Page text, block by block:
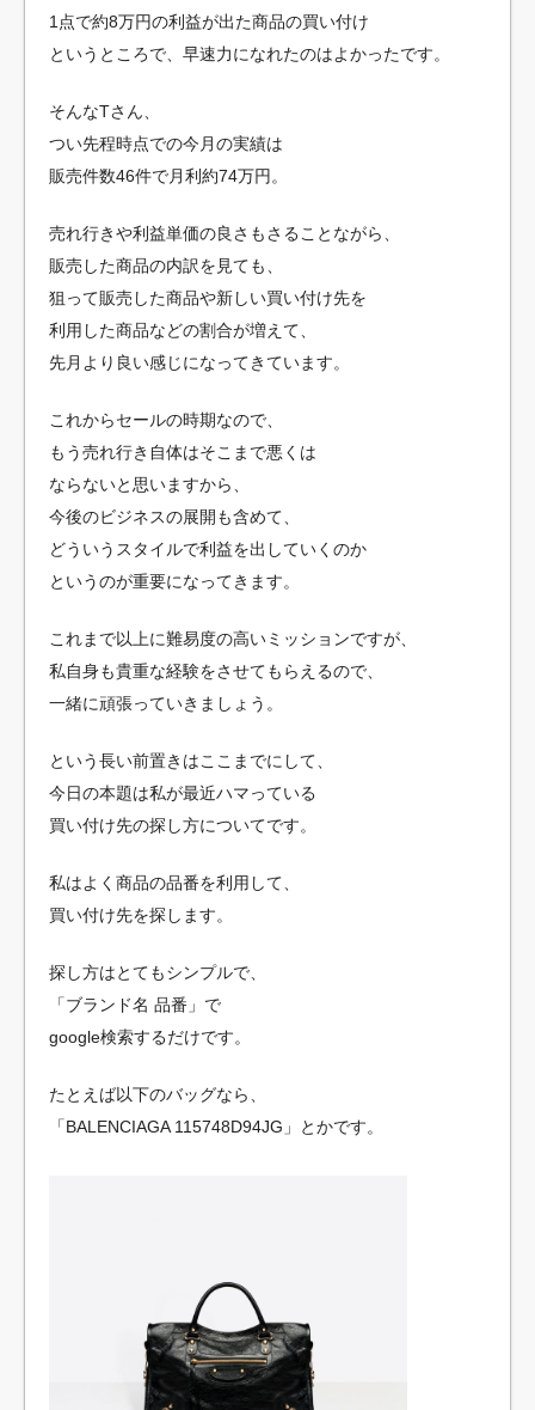
1点で約8万円の利益が出た商品の買い付け
というところで、早速力になれたのはよかったです。
そんなTさん、
つい先程時点での今月の実績は
販売件数46件で月利約74万円。
売れ行きや利益単価の良さもさることながら、
販売した商品の内訳を見ても、
狙って販売した商品や新しい買い付け先を
利用した商品などの割合が増えて、
先月より良い感じになってきています。
これからセールの時期なので、
もう売れ行き自体はそこまで悪くは
ならないと思いますから、
今後のビジネスの展開も含めて、
どういうスタイルで利益を出していくのか
というのが重要になってきます。
これまで以上に難易度の高いミッションですが、
私自身も貴重な経験をさせてもらえるので、
一緒に頑張っていきましょう。
という長い前置きはここまでにして、
今日の本題は私が最近ハマっている
買い付け先の探し方についてです。
私はよく商品の品番を利用して、
買い付け先を探します。
探し方はとてもシンプルで、
「ブランド名 品番」で
google検索するだけです。
たとえば以下のバッグなら、
「BALENCIAGA 115748D94JG」とかです。